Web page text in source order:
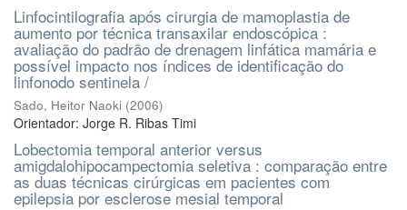
Linfocintilografia após cirurgia de mamoplastia de
aumento por técnica transaxilar endoscópica :
avaliação do padrão de drenagem linfática mamária e
possível impacto nos índices de identificação do
linfonodo sentinela /
Sado, Heitor Naoki (2006)
Orientador: Jorge R. Ribas Timi
Lobectomia temporal anterior versus
amigdalohipocampectomia seletiva : comparação entre
as duas técnicas cirúrgicas em pacientes com
epilepsia por esclerose mesial temporal